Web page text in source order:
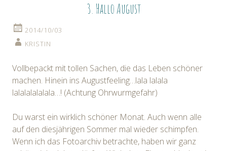
3. Hallo August
2014/10/03
KRISTIN
Vollbepackt mit tollen Sachen, die das Leben schöner
machen. Hinein ins Augustfeeling…lala lalala
lalalalalalala…! (Achtung Ohrwurmgefahr)
Du warst ein wirklich schöner Monat. Auch wenn alle
auf den diesjährigen Sommer mal wieder schimpfen.
Wenn ich das Fotoarchiv betrachte, haben wir ganz